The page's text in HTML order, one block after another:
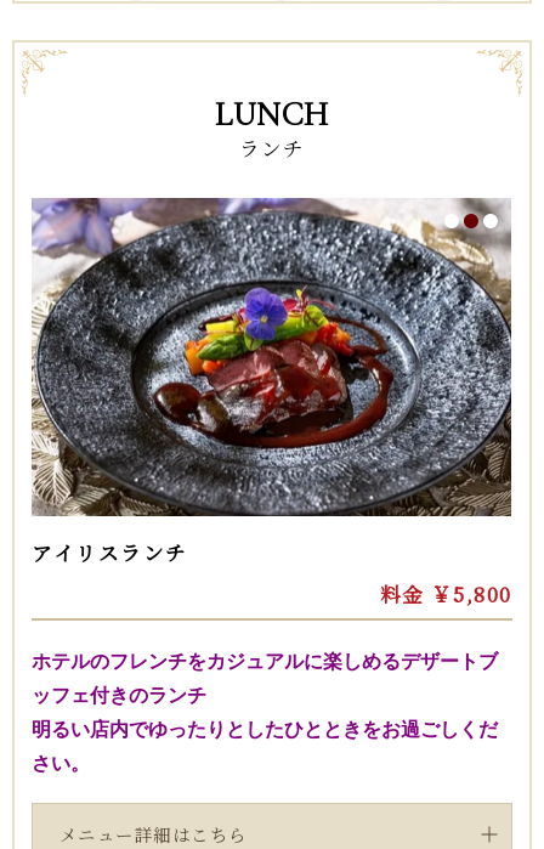
LUNCH
ランチ
1 2 3
アイリスランチ
料金 ￥5,800
ホテルのフレンチをカジュアルに楽しめるデザートブ
ッフェ付きのランチ
明るい店内でゆったりとしたひとときをお過ごしくだ
さい。
メニュー詳細はこちら